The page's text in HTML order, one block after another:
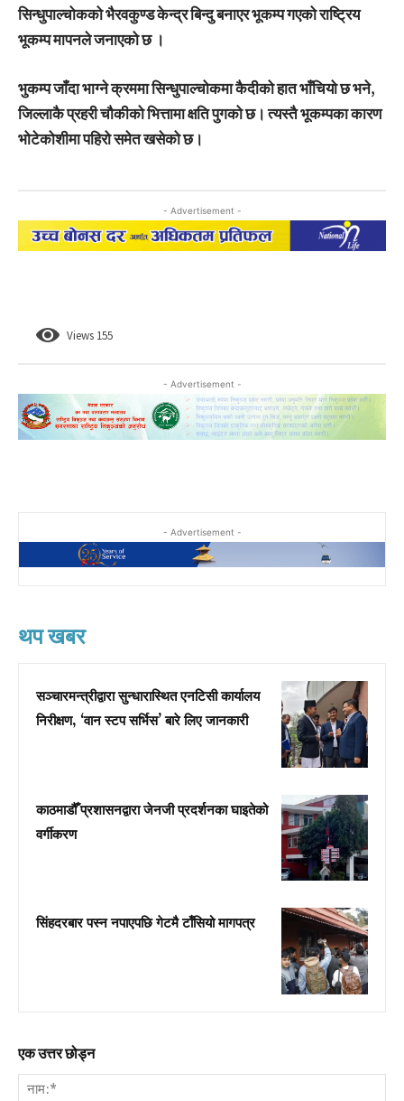
सिन्धुपाल्चोकको भैरवकुण्ड केन्द्र बिन्दु बनाएर भूकम्प गएको राष्ट्रिय
भूकम्प मापनले जनाएको छ ।
भुकम्प जाँदा भाग्ने क्रममा सिन्धुपाल्चोकमा कैदीको हात भाँचियो छ भने,
जिल्लाकै प्रहरी चौकीको भित्तामा क्षति पुगको छ। त्यस्तै भूकम्पका कारण
भोटेकोशीमा पहिरो समेत खसेको छ।
- Advertisement -
Views 155
- Advertisement -
- Advertisement -
थप खबर
सञ्चारमन्त्रीद्वारा सुन्धारास्थित एनटिसी कार्यालय
निरीक्षण, ‘वान स्टप सर्भिस’ बारे लिए जानकारी
काठमाडौँ प्रशासनद्वारा जेनजी प्रदर्शनका घाइतेको
वर्गीकरण
सिंहदरबार पस्न नपाएपछि गेटमै टाँसियो मागपत्र
एक उत्तर छोड्न